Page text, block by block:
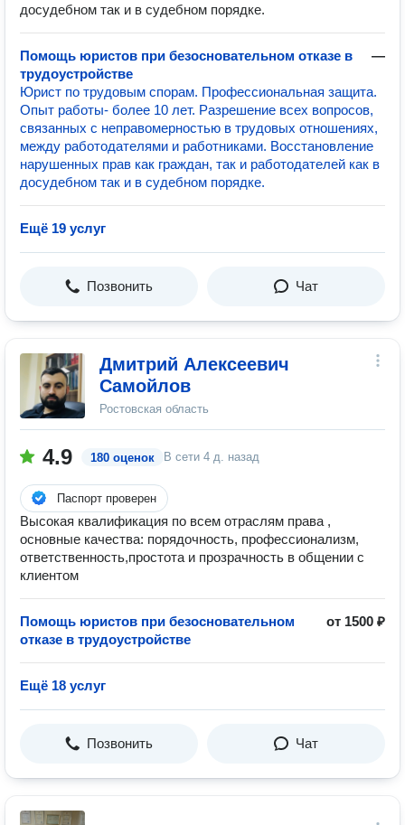
досудебном так и в судебном порядке.
Помощь юристов при безосновательном отказе в
трудоустройстве
—
Юрист по трудовым спорам. Профессиональная защита.
Опыт работы- более 10 лет. Разрешение всех вопросов,
связанных с неправомерностью в трудовых отношениях,
между работодателями и работниками. Восстановление
нарушенных прав как граждан, так и работодателей как в
досудебном так и в судебном порядке.
Ещё 19 услуг
Позвонить Чат
Дмитрий Алексеевич
Самойлов
Ростовская область
4.9 180 оценок В сети 4 д. назад
Паспорт проверен
Высокая квалификация по всем отраслям права ,
основные качества: порядочность, профессионализм,
ответственность,простота и прозрачность в общении с
клиентом
Помощь юристов при безосновательном
отказе в трудоустройстве
от 1500 ₽
Ещё 18 услуг
Позвонить Чат